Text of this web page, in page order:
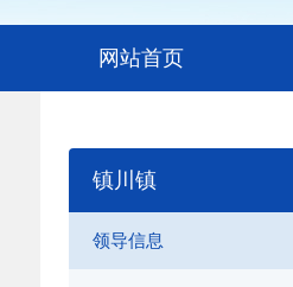
网站首页
镇川镇
领导信息